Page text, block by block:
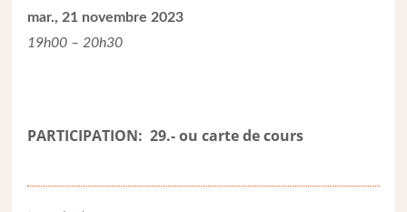
mar., 21 novembre 2023
19h00 – 20h30
PARTICIPATION: 29.- ou carte de cours